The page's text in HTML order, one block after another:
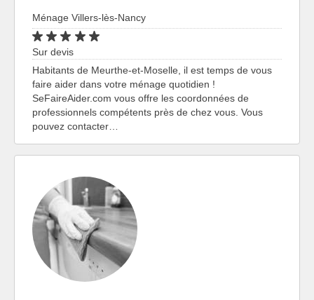
Ménage Villers-lès-Nancy
Sur devis
Habitants de Meurthe-et-Moselle, il est temps de vous
faire aider dans votre ménage quotidien !
SeFaireAider.com vous offre les coordonnées de
professionnels compétents près de chez vous. Vous
pouvez contacter…